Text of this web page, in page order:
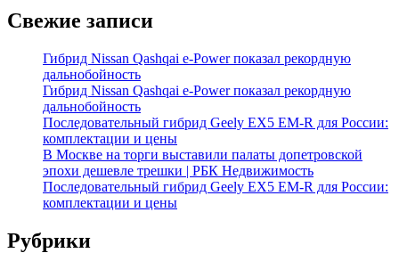
Свежие записи
Гибрид Nissan Qashqai e-Power показал рекордную
дальнобойность
Гибрид Nissan Qashqai e-Power показал рекордную
дальнобойность
Последовательный гибрид Geely EX5 EM-R для России:
комплектации и цены
В Москве на торги выставили палаты допетровской
эпохи дешевле трешки | РБК Недвижимость
Последовательный гибрид Geely EX5 EM-R для России:
комплектации и цены
Рубрики